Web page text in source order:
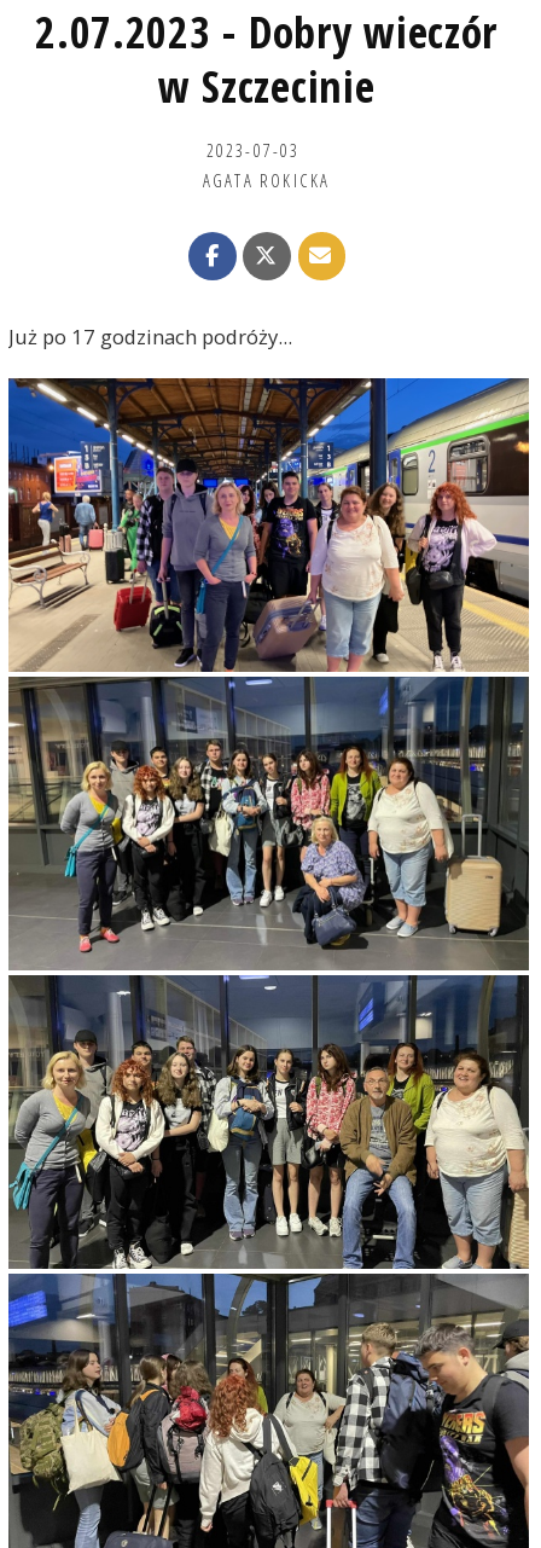
2.07.2023 - Dobry wieczór
w Szczecinie
2023-07-03
AGATA ROKICKA
Już po 17 godzinach podróży...